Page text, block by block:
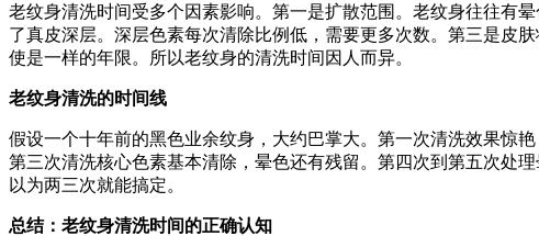
老纹身清洗时间受多个因素影响。第一是扩散范围。老纹身往往有
了真皮深层。深层色素每次清除比例低，需要更多次数。第三是皮
使是一样的年限。所以老纹身的清洗时间因人而异。
老纹身清洗的时间线
假设一个十年前的黑色业余纹身，大约巴掌大。第一次清洗效果惊
第三次清洗核心色素基本清除，晕色还有残留。第四次到第五次处
以为两三次就能搞定。
总结：老纹身清洗时间的正确认知